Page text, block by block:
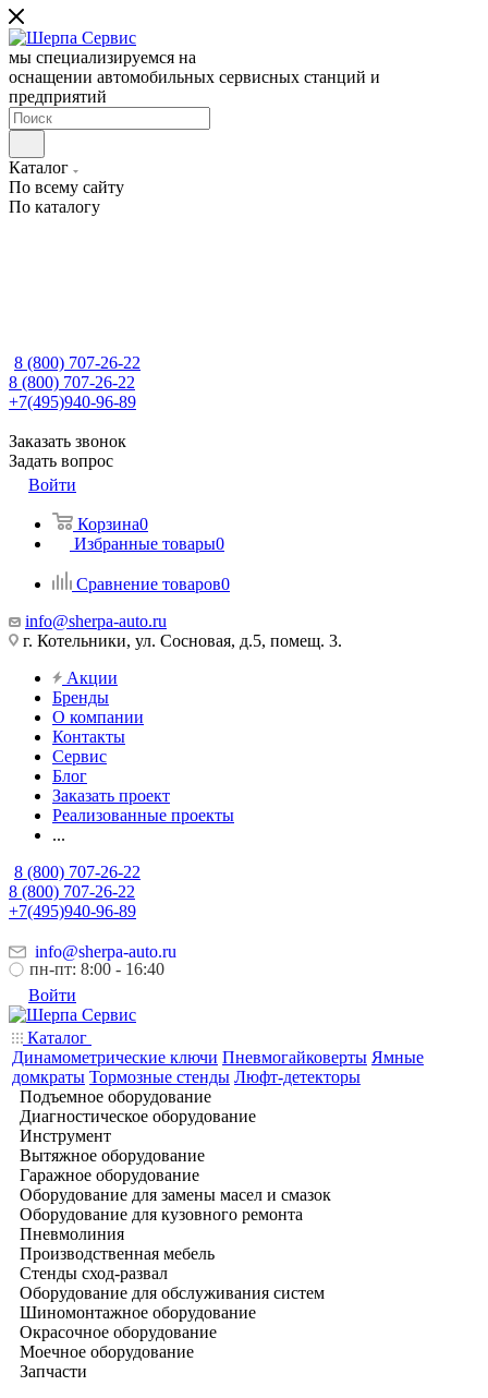
мы специализируемся на
оснащении автомобильных сервисных станций и
предприятий
Каталог
По всему сайту
По каталогу
8 (800) 707-26-22
8 (800) 707-26-22
+7(495)940-96-89
Заказать звонок
Задать вопрос
Войти
Корзина0
Избранные товары0
Сравнение товаров0
info@sherpa-auto.ru
г. Котельники, ул. Сосновая, д.5, помещ. 3.
Акции
Бренды
О компании
Контакты
Сервис
Блог
Заказать проект
Реализованные проекты
...
8 (800) 707-26-22
8 (800) 707-26-22
+7(495)940-96-89
info@sherpa-auto.ru
пн-пт: 8:00 - 16:40
Войти
Каталог
Динамометрические ключи Пневмогайковерты Ямные
домкраты Тормозные стенды Люфт-детекторы
Подъемное оборудование
Диагностическое оборудование
Инструмент
Вытяжное оборудование
Гаражное оборудование
Оборудование для замены масел и смазок
Оборудование для кузовного ремонта
Пневмолиния
Производственная мебель
Стенды сход-развал
Оборудование для обслуживания систем
Шиномонтажное оборудование
Окрасочное оборудование
Моечное оборудование
Запчасти